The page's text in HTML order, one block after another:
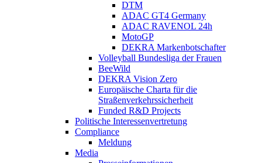
DTM
ADAC GT4 Germany
ADAC RAVENOL 24h
MotoGP
DEKRA Markenbotschafter
Volleyball Bundesliga der Frauen
BeeWild
DEKRA Vision Zero
Europäische Charta für die
Straßenverkehrssicherheit
Funded R&D Projects
Politische Interessenvertretung
Compliance
Meldung
Media